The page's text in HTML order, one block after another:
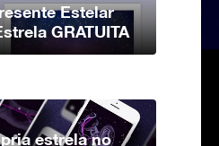
Estelar
GRATUITA
estrela no